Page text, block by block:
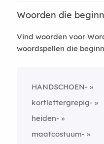
Woorden die
Vind woorden voor
woordspellen die
HANDSCHOEN-
kortlettergrepig-
heiden-
maatcostuum-